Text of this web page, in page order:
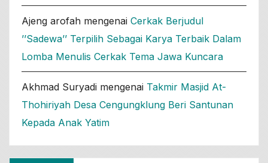
Ajeng arofah mengenai Cerkak Berjudul
’’Sadewa’’ Terpilih Sebagai Karya Terbaik Dalam
Lomba Menulis Cerkak Tema Jawa Kuncara
Akhmad Suryadi mengenai Takmir Masjid At-
Thohiriyah Desa Cengungklung Beri Santunan
Kepada Anak Yatim